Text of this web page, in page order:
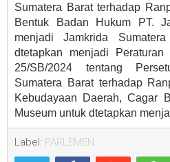
Sumatera Barat terhadap
Bentuk Badan Hukum PT.
menjadi Jamkrida
dtetapkan menjadi
25/SB/2024 tentang
Sumatera Barat terhadap
Kebudayaan Daerah, Cagar
Museum untuk dtetapkan
Label: PARLEMEN